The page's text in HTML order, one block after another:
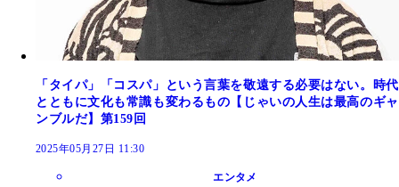
「タイパ」「コスパ」という言葉を敬遠する必要はない。時代
とともに文化も常識も変わるもの【じゃいの人生は最高のギャ
ンブルだ】第159回
2025年05月27日 11:30
エンタメ